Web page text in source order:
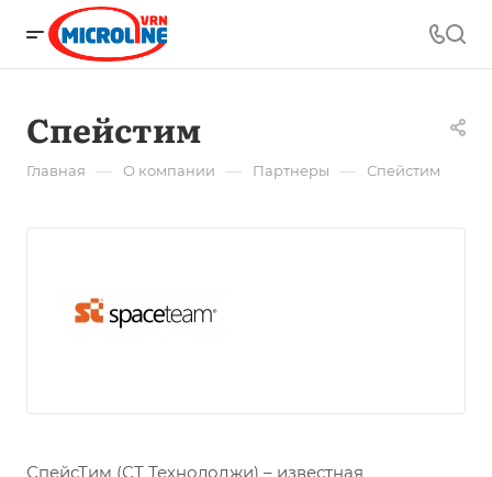
Спейстим
Главная — О компании — Партнеры — Спейстим
СпейсТим (СТ Технолоджи) – известная